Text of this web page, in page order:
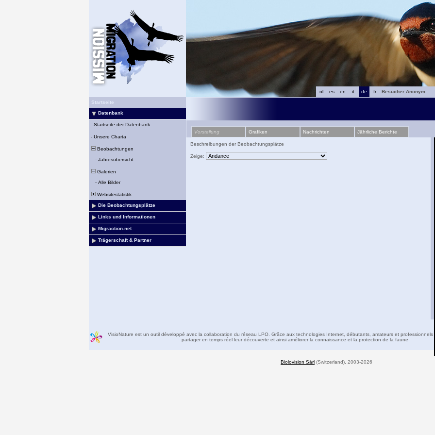
fr
de
it
en
es
nl
Besucher Anonym
Startseite
Datenbank
- Startseite der Datenbank
- Unsere Charta
Beobachtungen
- Jahresübersicht
Galerien
- Alle Bilder
Websitestatistik
Die Beobachtungsplätze
Links und Informationen
Migraction.net
Trägerschaft & Partner
Vorstellung Grafiken Nachrichten Jährliche Berichte
Beschreibungen der Beobachtungsplätze
Zeige:
VisioNature est un outil développé avec la collaboration du réseau LPO. Grâce aux technologies Internet, débutants, amateurs et professionnels
partager en temps réel leur découverte et ainsi améliorer la connaissance et la protection de la faune
Biolovision Sàrl (Switzerland), 2003-2026